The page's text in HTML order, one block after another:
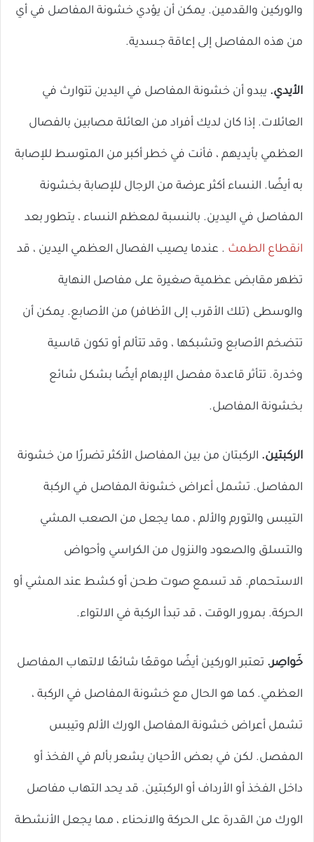
والوركين والقدمين. يمكن أن يؤدي خشونة المفاصل في أي
من هذه المفاصل إلى إعاقة جسدية.
الأيدي. يبدو أن خشونة المفاصل في اليدين تتوارث في
العائلات. إذا كان لديك أفراد من العائلة مصابين بالفصال
العظمي بأيديهم ، فأنت في خطر أكبر من المتوسط ​​للإصابة
به أيضًا. النساء أكثر عرضة من الرجال للإصابة بخشونة
المفاصل في اليدين. بالنسبة لمعظم النساء ، يتطور بعد
انقطاع الطمث . عندما يصيب الفصال العظمي اليدين ، قد
تظهر مقابض عظمية صغيرة على مفاصل النهاية
والوسطى (تلك الأقرب إلى الأظافر) من الأصابع. يمكن أن
تتضخم الأصابع وتشبكها ، وقد تتألم أو تكون قاسية
وخدرة. تتأثر قاعدة مفصل الإبهام أيضًا بشكل شائع
بخشونة المفاصل.
الركبتين. الركبتان من بين المفاصل الأكثر تضررًا من خشونة
المفاصل. تشمل أعراض خشونة المفاصل في الركبة
التيبس والتورم والألم ، مما يجعل من الصعب المشي
والتسلق والصعود والنزول من الكراسي وأحواض
الاستحمام. قد تسمع صوت طحن أو كشط عند المشي أو
الحركة. بمرور الوقت ، قد تبدأ الركبة في الالتواء.
خَواصِر. تعتبر الوركين أيضًا موقعًا شائعًا لالتهاب المفاصل
العظمي. كما هو الحال مع خشونة المفاصل في الركبة ،
تشمل أعراض خشونة المفاصل الورك الألم وتيبس
المفصل. لكن في بعض الأحيان يشعر بألم في الفخذ أو
داخل الفخذ أو الأرداف أو الركبتين. قد يحد التهاب مفاصل
الورك من القدرة على الحركة والانحناء ، مما يجعل الأنشطة